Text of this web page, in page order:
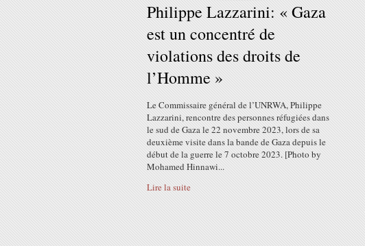
Philippe Lazzarini: « Gaza
est un concentré de
violations des droits de
l’Homme »
Le Commissaire général de l’UNRWA, Philippe
Lazzarini, rencontre des personnes réfugiées dans
le sud de Gaza le 22 novembre 2023, lors de sa
deuxième visite dans la bande de Gaza depuis le
début de la guerre le 7 octobre 2023. [Photo by
Mohamed Hinnawi...
Lire la suite